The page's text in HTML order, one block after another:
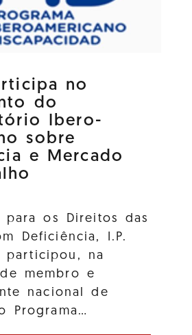
no
do
Ibero-
sobre
e Mercado
os Direitos das
Deficiência, I.P.
participou, na
membro e
nacional de
Programa…